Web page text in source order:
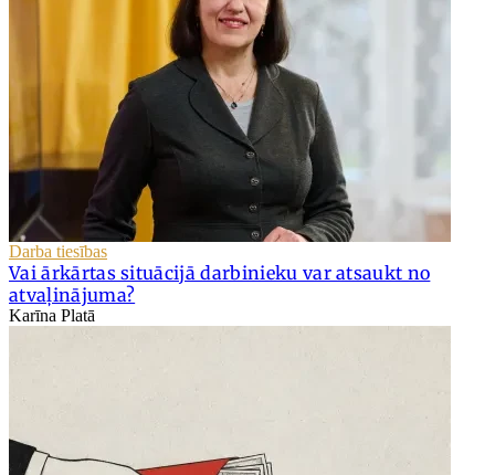
Darba tiesības
Vai ārkārtas situācijā darbinieku var atsaukt no
atvaļinājuma?
Karīna Platā